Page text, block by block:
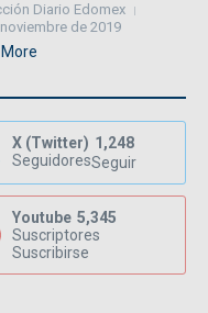
Diario Edomex
de 2019
X (Twitter) 1,248
SeguidoresSeguir
Youtube 5,345
Suscriptores
Suscribirse